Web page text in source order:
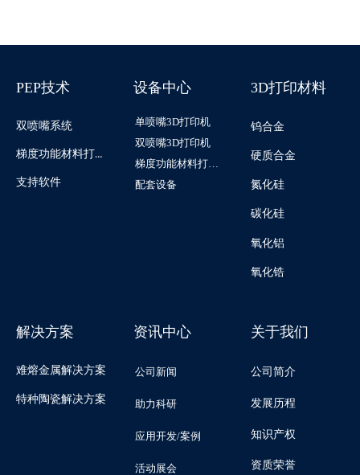
PEP技术
双喷嘴系统
梯度功能材料打印系统
支持软件
设备中心
单喷嘴3D打印机
双喷嘴3D打印机
梯度功能材料打印机
配套设备
3D打印材料
钨合金
硬质合金
氮化硅
碳化硅
氧化铝
氧化锆
解决方案
难熔金属解决方案
特种陶瓷解决方案
资讯中心
公司新闻
助力科研
应用开发/案例
活动展会
关于我们
公司简介
发展历程
知识产权
资质荣誉